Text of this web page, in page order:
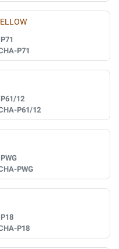
P71
P71
P61/12
P61/12
PWG
PWG
P18
P18